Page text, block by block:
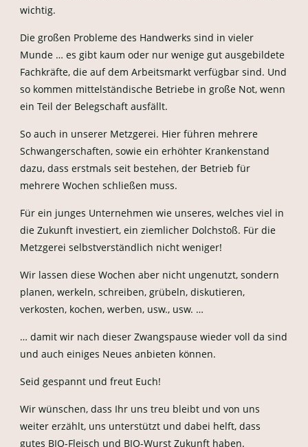
wichtig.
Die großen Probleme des Handwerks sind in vieler
Munde … es gibt kaum oder nur wenige gut ausgebildete
Fachkräfte, die auf dem Arbeitsmarkt verfügbar sind. Und
so kommen mittelständische Betriebe in große Not, wenn
ein Teil der Belegschaft ausfällt.
So auch in unserer Metzgerei. Hier führen mehrere
Schwangerschaften, sowie ein erhöhter Krankenstand
dazu, dass erstmals seit bestehen, der Betrieb für
mehrere Wochen schließen muss.
Für ein junges Unternehmen wie unseres, welches viel in
die Zukunft investiert, ein ziemlicher Dolchstoß. Für die
Metzgerei selbstverständlich nicht weniger!
Wir lassen diese Wochen aber nicht ungenutzt, sondern
planen, werkeln, schreiben, grübeln, diskutieren,
verkosten, kochen, werben, usw., usw. …
… damit wir nach dieser Zwangspause wieder voll da sind
und auch einiges Neues anbieten können.
Seid gespannt und freut Euch!
Wir wünschen, dass Ihr uns treu bleibt und von uns
weiter erzählt, uns unterstützt und dabei helft, dass
gutes BIO-Fleisch und BIO-Wurst Zukunft haben.